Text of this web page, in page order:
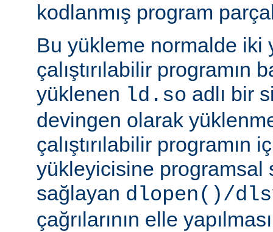
kodlanmış program
Bu yükleme normalde iki
çalıştırılabilir programın
yüklenen ld.so adlı bir
devingen olarak
çalıştırılabilir programın
yükleyicisine programsal
sağlayan dlopen()/
çağrılarının elle